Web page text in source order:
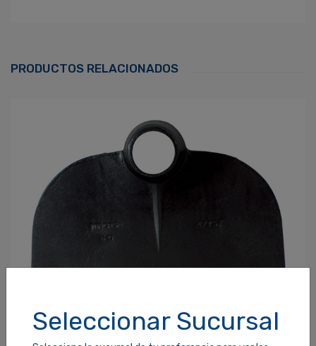
Seleccionar Sucursal
¿Olvidaste tu Contraseña?
PRODUCTOS RELACIONADOS